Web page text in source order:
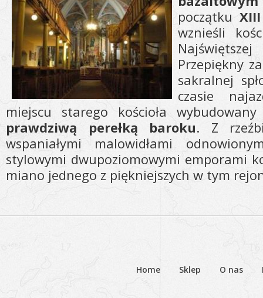
początku
wznieśli
Przepiękny
sakralnej
czasie
miejscu starego kościoła
prawdziwą perełką baroku. Z
wspaniałymi malowidłami
stylowymi dwupoziomowymi emporami
miano jednego z piękniejszych w tym
Home Sklep O nas